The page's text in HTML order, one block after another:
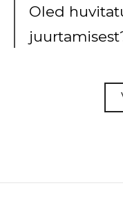
Oled